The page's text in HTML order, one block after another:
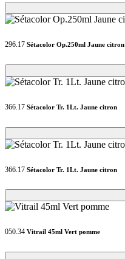
Loading...
Loading...
296.17 Sétacolor Op.250ml Jaune citron
Loading...
Loading...
366.17 Sétacolor Tr. 1Lt. Jaune citron
Loading...
Loading...
366.17 Sétacolor Tr. 1Lt. Jaune citron
Loading...
Loading...
050.34 Vitrail 45ml Vert pomme
Loading...
Loading...